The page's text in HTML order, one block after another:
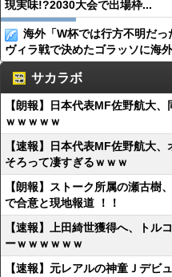
現実味!?2030大会で出場枠...
海外「W杯では行方不明だ
ヴィラ戦で決めたゴラッソに海
サカラボ
【朗報】日本代表MF佐野航大
ｗｗｗｗｗ
【速報】日本代表MF佐野航大
そろって凄すぎるｗｗｗ
【朗報】ストーク所属の瀬古
で合意と現地報道 ！！
【速報】上田綺世獲得へ、トル
ーｗｗｗｗｗｗ
【速報】元レアルの神童Ｊデビ